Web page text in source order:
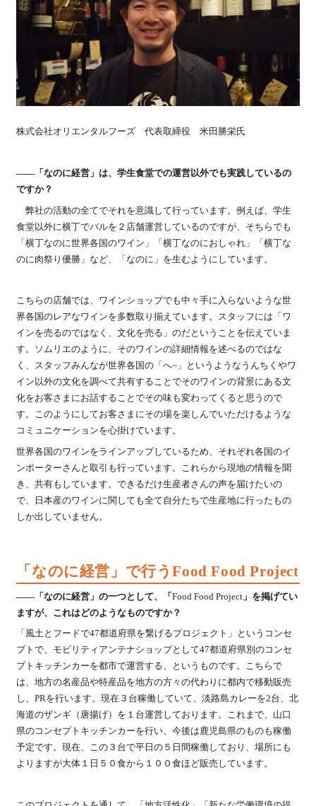
株式会社オリエンタルフーズ 代表取締役 米田勝栄氏
――「なのに経営」は、学生食堂での運営以外でも実践しているの
ですか？
弊社の活動の全てでそれを意識して行っています。例えば、学生
食堂以外に横丁でバルを２店舗運営しているのですが、そちらでも
「横丁なのに世界各国のワイン」「横丁なのにおしゃれ」「横丁な
のに肉祭り優勝」など、「なのに」を生むようにしています。
こちらの店舗では、ワインショップでも中々手に入らないような世
界各国のレアなワインを多数取り揃えています。スタッフには「ワ
インを売るのではなく、文化を売る」のだということを伝えていま
す。ソムリエのように、そのワインの詳細情報を述べるのではな
く、スタッフみんなが世界各国の「へ~」というようなうんちくやワ
イン以外の文化を調べて共有することでそのワインの背景にある文
化をお客さまにお話することでその味も変わってくると思うので
す。このようにしてお客さまにその場を楽しんでいただけるような
コミュニケーションを心掛けています。
世界各国のワインをラインアップしているため、それぞれ各国のイ
ンポーターさんと取引も行っています。これらから現地の情報を聞
き、共有もしています。できるだけ生産者さんの声を届けたいの
で、日本産のワインに関しても全て自分たちで生産地に行ったもの
しか出していません。
「なのに経営」で行うFood Food Project
――「なのに経営」の一つとして、「Food Food Project 」を掲げてい
ますが、これはどのようなものですか？
「風土とフードで47都道府県を繋げるプロジェクト」というコンセ
プトで、モビリティアンテナショップとして47都道府県別のコンセ
プトキッチンカーを都市で運営する、というものです。こちらで
は、地方の名産品や特産品を地方の方々の代わりに都内で移動販売
し、PRを行います。現在３台稼働していて、淡路島カレーを2台、北
海道のザンギ（唐揚げ）を１台運営しております。これまで、山口
県のコンセプトキッチンカーを行い、今後は鹿児島県のものも稼働
予定です。現在、この３台で平日の５日間稼働しており、場所にも
よりますが大体１日５０食から１００食ほど販売しています。